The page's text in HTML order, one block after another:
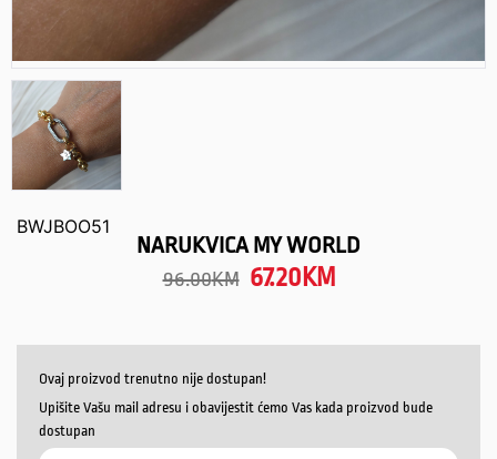
BWJBOO51
NARUKVICA MY WORLD
96.00KM 67.20 KM
Ovaj proizvod trenutno nije dostupan!
Upišite Vašu mail adresu i obavijestit ćemo Vas kada proizvod bude
dostupan